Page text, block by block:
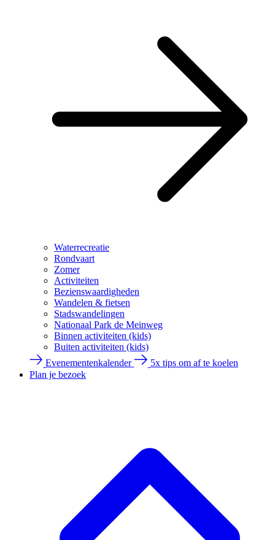
Waterrecreatie
Rondvaart
Zomer
Activiteiten
Bezienswaardigheden
Wandelen & fietsen
Stadswandelingen
Nationaal Park de Meinweg
Binnen activiteiten (kids)
Buiten activiteiten (kids)
Evenementenkalender
5x tips om af te koelen
Plan je bezoek